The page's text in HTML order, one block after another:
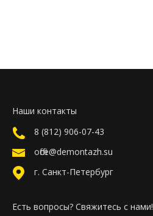
Наши контакты
8 (812) 906-07-43
office@demontazh.su
г. Санкт-Петербург
Есть вопросы? Свяжитесь с нами!